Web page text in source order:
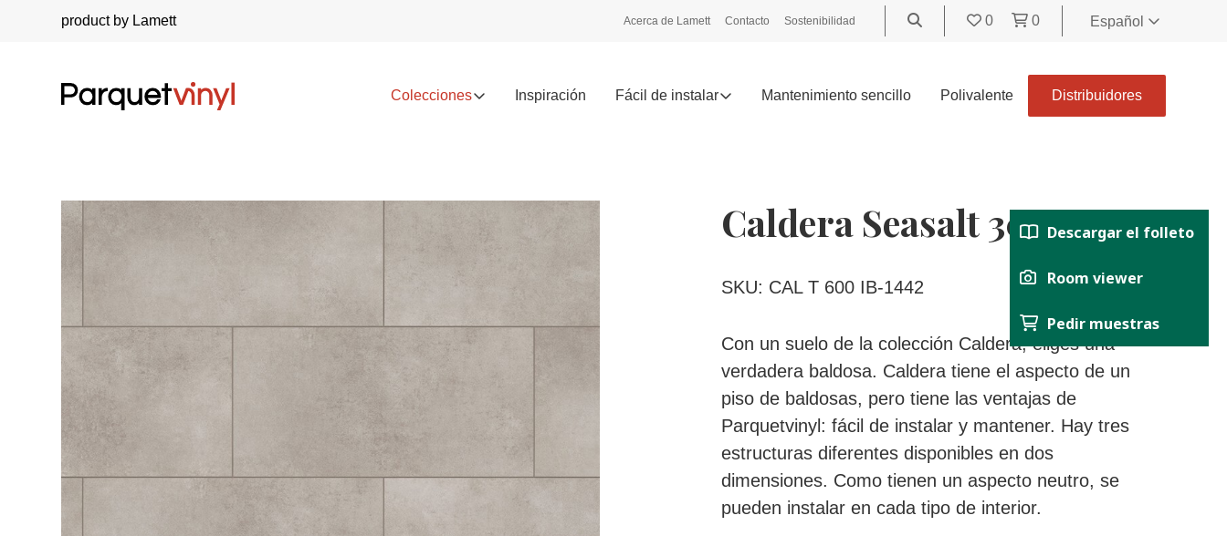
product by Lamett Acerca de Lamett Contacto Sostenibilidad 0 0
Español
United
Kingdom
Nederland
Français
Italiano
Svenska
Suomi
Colecciones Inspiración Fácil de instalar Mantenimiento sencillo Polivalente Distribuidores
Caldera Seasalt 300 x 600
SKU: CAL T 600 IB-1442
Con un suelo de la colección Caldera, eliges una
verdadera baldosa. Caldera tiene el aspecto de un
piso de baldosas, pero tiene las ventajas de
Parquetvinyl: fácil de instalar y mantener. Hay tres
estructuras diferentes disponibles en dos
dimensiones. Como tienen un aspecto neutro, se
pueden instalar en cada tipo de interior.
Descargar el folleto
Room viewer
Pedir muestras